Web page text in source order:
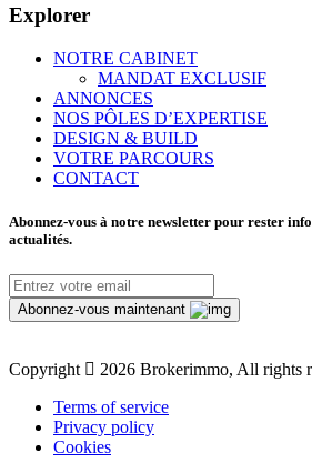
Explorer
NOTRE CABINET
MANDAT EXCLUSIF
ANNONCES
NOS PÔLES D’EXPERTISE
DESIGN & BUILD
VOTRE PARCOURS
CONTACT
Abonnez-vous à notre newsletter pour rester
actualités.
Abonnez-vous maintenant
Copyright
2026 Brokerimmo, All rights
Terms of service
Privacy policy
Cookies